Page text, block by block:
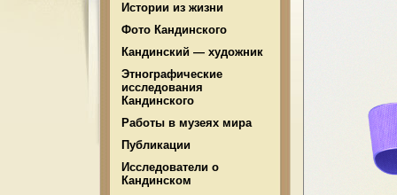
Истории из жизни
Фото Кандинского
Кандинский — художник
Этнографические
исследования
Кандинского
Работы в музеях мира
Публикации
Исследователи о
Кандинском